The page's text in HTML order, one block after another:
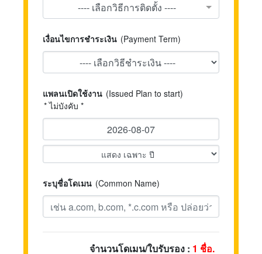
---- เลือกวิธีการติดตั้ง ----
เงื่อนไขการชำระเงิน (Payment Term)
แพลนเปิดใช้งาน (Issued Plan to start)
* ไม่บังคับ *
ระบุชื่อโดเมน (Common Name)
จำนวนโดเมน/ใบรับรอง : 1 ชื่อ.